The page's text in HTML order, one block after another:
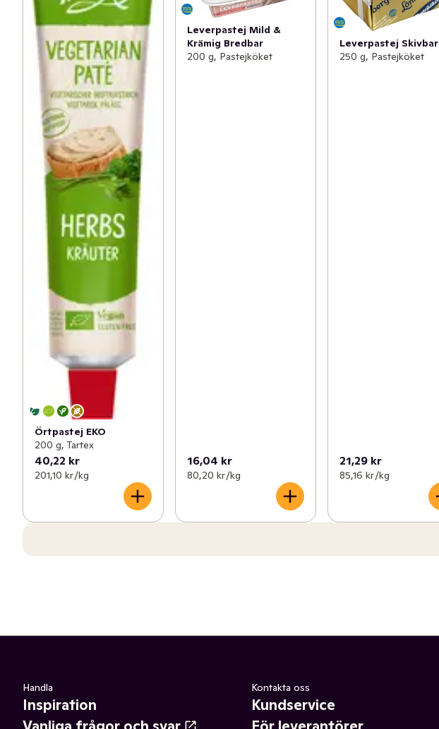
Örtpastej EKO
200 g, Tartex
40,22 kr
201,10 kr /kg
Leverpastej Mild &
Krämig Bredbar
200 g, Pastejköket
16,04 kr
80,20 kr /kg
Leverpastej Skivbar
250 g, Pastejköket
21,29 kr
85,16 kr /kg
Handla
Inspiration
Kontakta oss
Kundservice